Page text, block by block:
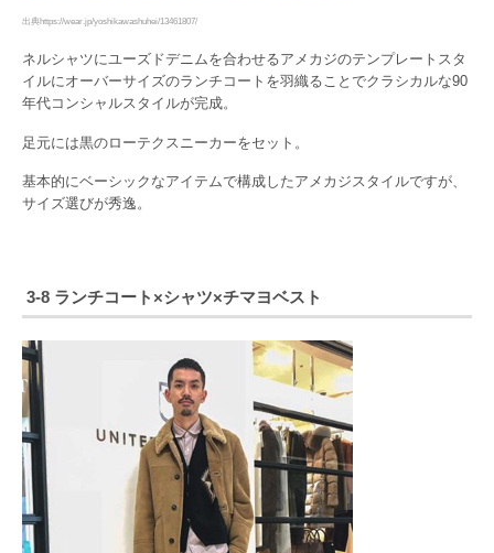
出典https://wear.jp/yoshikawashuhei/13461807/
ネルシャツにユーズドデニムを合わせるアメカジのテンプレートスタ
イルにオーバーサイズのランチコートを羽織ることでクラシカルな90
年代コンシャルスタイルが完成。
足元には黒のローテクスニーカーをセット。
基本的にベーシックなアイテムで構成したアメカジスタイルですが、
サイズ選びが秀逸。
3-8 ランチコート×シャツ×チマヨベスト